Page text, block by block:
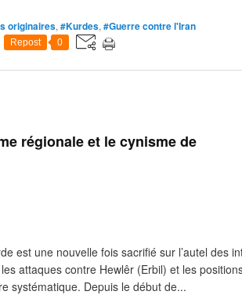
originaires, #Kurdes, #Guerre contre l'Iran
Repost 0
régionale et le cynisme de
est une nouvelle fois sacrifié sur l’autel des
attaques contre Hewlêr (Erbil) et les
systématique. Depuis le début de...